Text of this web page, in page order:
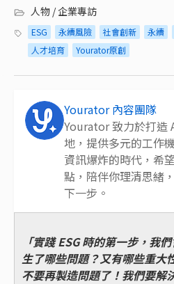
人物 / 企業專訪
ESG 永續風險 社會創新 永續
人才培育
Yourator原創
Yourator 內容團隊
Yourator 致力於打造
地，提供多元的工作
資訊爆炸的時代，希
點，陪伴你理清思緒
下一步。
「實踐 ESG 時的第一步，我
生了哪些問題？又有哪些重大
不要再製造問題了！我們要解